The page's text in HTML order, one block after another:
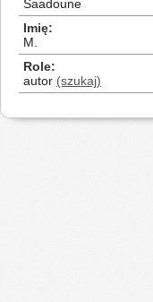
Saadoune
Imię
M.
Role
autor (szukaj)